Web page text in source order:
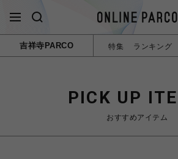
吉祥寺PARCO 特集 ランキング
PICK UP
おすすめアイテム